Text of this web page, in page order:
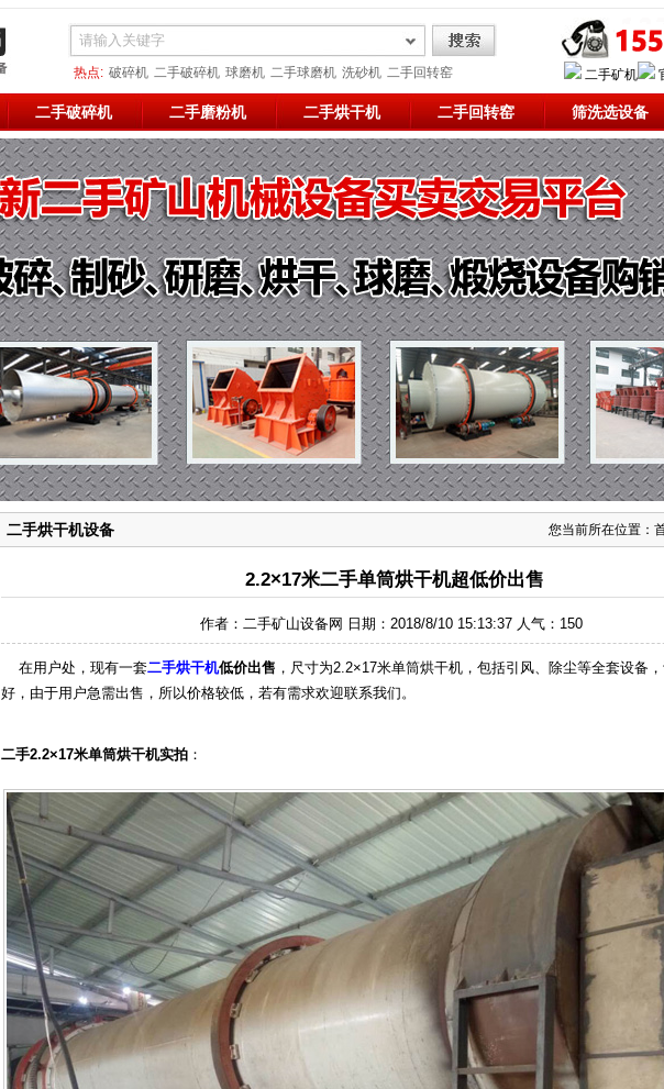
热点: 破碎机 二手破碎机 球磨机 二手球磨机 洗砂机 二手回转窑
二手烘干机 二手破碎 二手烘干 雷蒙磨
二手矿机
二手破碎机 二手磨粉机 二手烘干机 二手回转窑 筛洗选设备
二手烘干机设备 您当前所在位置：
2.2×17米二手单筒烘干机超低价出售
作者：二手矿山设备网 日期：2018/8/10 15:13:37 人气： 150
在用户处，现有一套二手烘干机低价出售 ，尺寸为2.2×17米单筒烘干机，包括引风、除尘等全套设备
好，由于用户急需出售，所以价格较低，若有需求欢迎联系我们。
二手2.2×17米单筒烘干机实拍 ：